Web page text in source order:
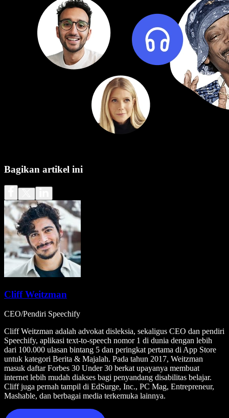
Bagikan artikel ini
Cliff Weitzman
CEO/Pendiri Speechify
Cliff Weitzman adalah advokat disleksia, sekaligus CEO dan pendiri
Speechify, aplikasi text-to-speech nomor 1 di dunia dengan lebih
dari 100.000 ulasan bintang 5 dan peringkat pertama di App Store
untuk kategori Berita & Majalah. Pada tahun 2017, Weitzman
masuk daftar Forbes 30 Under 30 berkat upayanya membuat
internet lebih mudah diakses bagi penyandang disabilitas belajar.
Cliff juga pernah tampil di EdSurge, Inc., PC Mag, Entrepreneur,
Mashable, dan berbagai media terkemuka lainnya.